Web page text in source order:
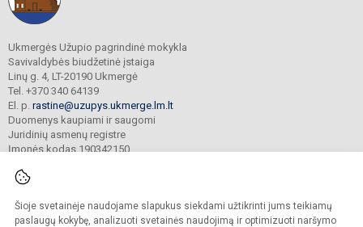
Šioje svetainėje naudojame slapukus siekdami užtikrinti jums teikiamų
paslaugų kokybę, analizuoti svetainės naudojimą ir optimizuoti naršymo
Ukmergės Užupio pagrindinė mokykla
Savivaldybės biudžetinė įstaiga
Linų g. 4, LT-20190 Ukmergė
Tel. +370 340 64139
El. p. rastine@uzupys.ukmerge.lm.lt
Duomenys kaupiami ir saugomi
Juridinių asmenų registre
Įmonės kodas 190342150
© 2022. Ukmergės Užupio pagrindinė mokykla. Visos teisės saugomos.
Kopijuoti turinį be raštiško įstaigos administracijos sutikimo griežtai draudžiama.